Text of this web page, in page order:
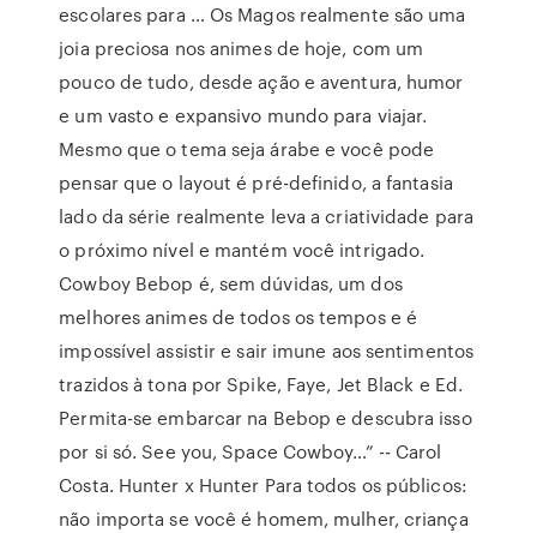
escolares para … Os Magos realmente são uma
joia preciosa nos animes de hoje, com um
pouco de tudo, desde ação e aventura, humor
e um vasto e expansivo mundo para viajar.
Mesmo que o tema seja árabe e você pode
pensar que o layout é pré-definido, a fantasia
lado da série realmente leva a criatividade para
o próximo nível e mantém você intrigado.
Cowboy Bebop é, sem dúvidas, um dos
melhores animes de todos os tempos e é
impossível assistir e sair imune aos sentimentos
trazidos à tona por Spike, Faye, Jet Black e Ed.
Permita-se embarcar na Bebop e descubra isso
por si só. See you, Space Cowboy…” -- Carol
Costa. Hunter x Hunter Para todos os públicos:
não importa se você é homem, mulher, criança